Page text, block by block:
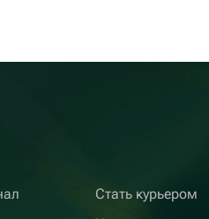
Стать курьером